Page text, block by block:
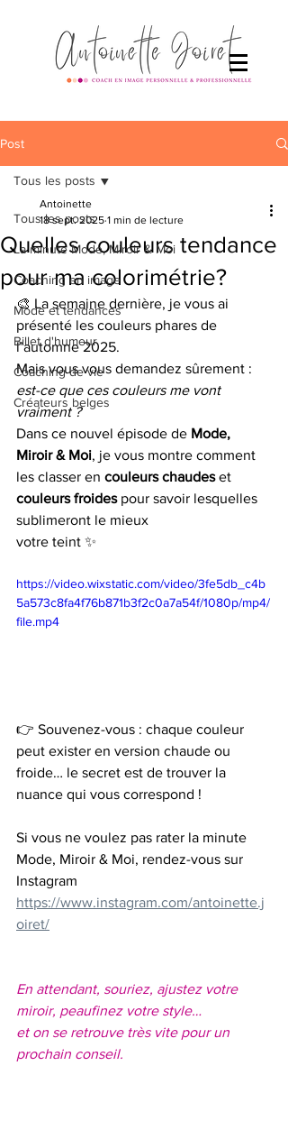
Post
Tous les posts
La minute Mode, Miroir & Moi
Coaching en image
Mode et tendances
Billet d'humeur
Coaching de vie
Créateurs belges
Tous les posts
Quelles couleurs tendance
pour ma colorimétrie?
Antoinette
18 sept. 2025 1 min de lecture
🎨 La semaine dernière, je vous ai
présenté les couleurs phares de
l’automne 2025.
Mais vous vous demandez sûrement :
est-ce que ces couleurs me vont
vraiment ?
Dans ce nouvel épisode de Mode,
Miroir & Moi, je vous montre comment
les classer en couleurs chaudes et
couleurs froides pour savoir lesquelles
sublimeront le mieux
votre teint ✨
https://video.wixstatic.com/video/3fe5db_c4b
5a573c8fa4f76b871b3f2c0a7a54f/1080p/mp4/
file.mp4
👉 Souvenez-vous : chaque couleur
peut exister en version chaude ou
froide… le secret est de trouver la
nuance qui vous correspond !
Si vous ne voulez pas rater la minute
Mode, Miroir & Moi, rendez-vous sur
Instagram
https://www.instagram.com/antoinette.j
oiret/
En attendant, souriez, ajustez votre
miroir, peaufinez votre style…
et on se retrouve très vite pour un
prochain conseil.